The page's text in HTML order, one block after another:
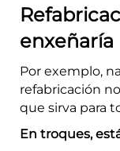
enxeñaría
Por exemplo,
refabricación
que sirva para
En troques,